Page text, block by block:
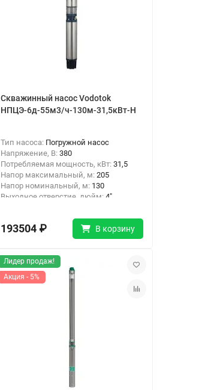
Скважинный насос Vodotok
НПЦЭ-6д-55м3/ч-130м-31,5кВт-Н
Тип насоса: Погружной насос
Напряжение, В: 380
Потребляемая мощность, кВт: 31,5
Напор максимальный, м: 205
Напор номинальный, м: 130
Выходное отверстие, дюйм: 4"
193504 ₽ В корзину
Лидер продаж!
Акция - 5%